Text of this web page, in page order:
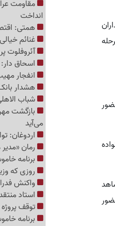
مقاومت
انداخت
همتی:
غنائم
آئروفلوت
اسحاق
انفجار
هشدار
شباب
بازگشت
می‌آید
اردوغان:
رمان
برنامه خاموشی برق
روزی که
واکنش
استاد
توقف پروژه 400 میلیون دلاری ترامپ در کاخ سفید با حکم دادگاه
برنامه خاموشی